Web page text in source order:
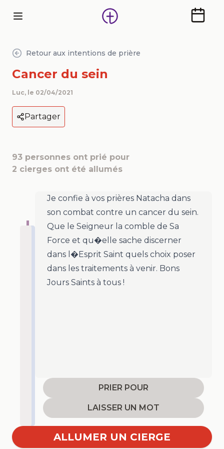
Retour aux intentions de prière
Cancer du sein
Luc, le 02/04/2021
Partager
93 personnes ont prié pour
2 cierges ont été allumés
Je confie à vos prières Natacha dans
son combat contre un cancer du sein.
Que le Seigneur la comble de Sa
Force et qu�elle sache discerner
dans l�Esprit Saint quels choix poser
dans les traitements à venir. Bons
Jours Saints à tous !
PRIER POUR
LAISSER UN MOT
ALLUMER UN CIERGE